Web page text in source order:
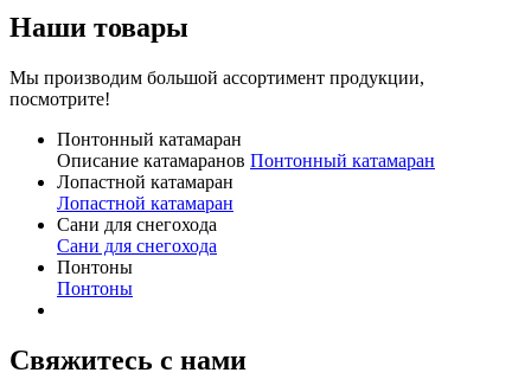
Наши товары
Мы производим большой ассортимент продукции,
посмотрите!
Понтонный катамаран
Описание катамаранов Понтонный катамаран
Лопастной катамаран
Лопастной катамаран
Сани для снегохода
Сани для снегохода
Понтоны
Понтоны
Свяжитесь с нами